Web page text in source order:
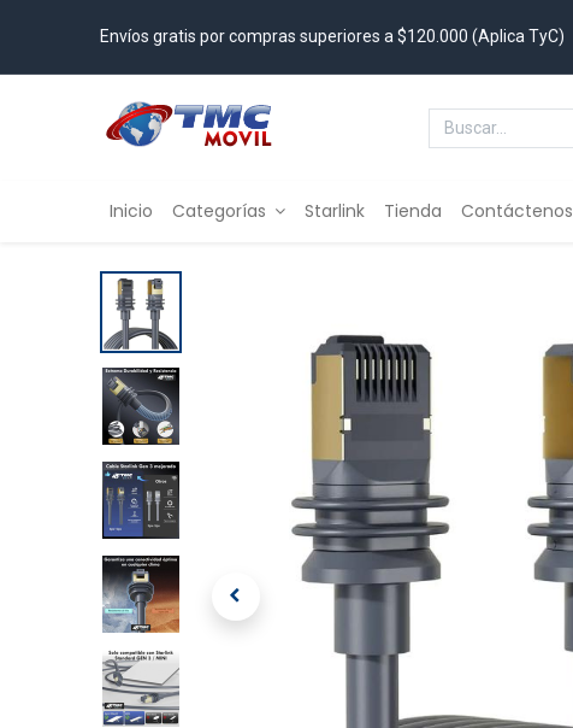
Envíos gratis por compras superiores a $120.000 (Aplica TyC)
Inicio Categorías Starlink Tienda Contáctenos